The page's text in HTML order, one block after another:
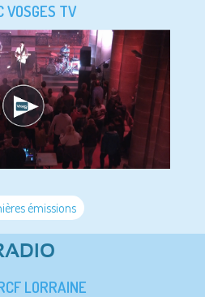
VOSGES TV
émissions
LORRAINE